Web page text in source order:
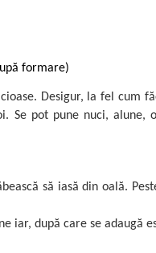
formare)
Desigur, la fel cum
Se pot pune nuci,
să iasă din oală.
iar, după care se adaugă